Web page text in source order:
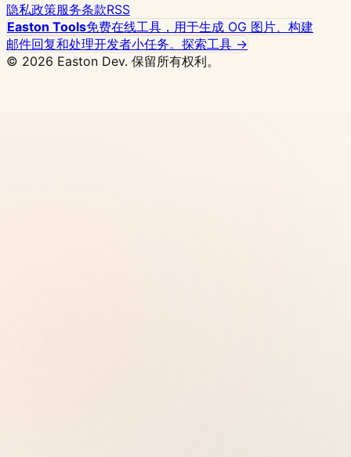
隐私政策服务条款RSS
Easton Tools免费在线工具，用于生成 OG 图片、构建
邮件回复和处理开发者小任务。 探索工具 →
© 2026 Easton Dev. 保留所有权利。